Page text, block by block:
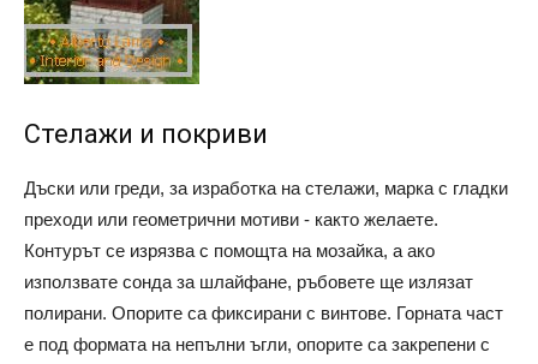
Стелажи и покриви
Дъски или греди, за изработка на стелажи, марка с гладки
преходи или геометрични мотиви - както желаете.
Контурът се изрязва с помощта на мозайка, а ако
използвате сонда за шлайфане, ръбовете ще излязат
полирани. Опорите са фиксирани с винтове. Горната част
е под формата на непълни ъгли, опорите са закрепени с